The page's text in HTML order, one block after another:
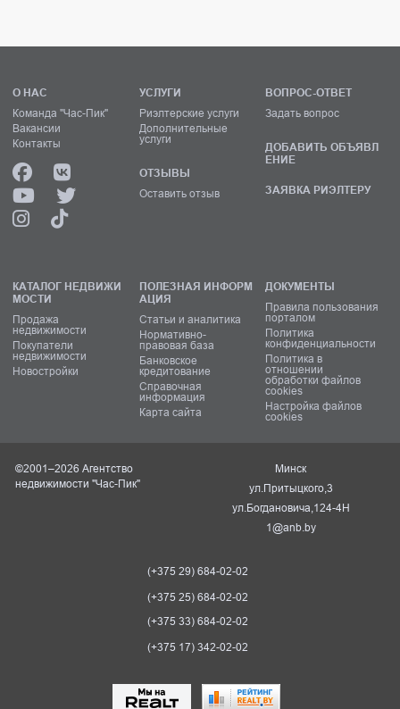
О НАС
Команда "Час-Пик"
Вакансии
Контакты
УСЛУГИ
Риэлтерские услуги
Дополнительные
услуги
ОТЗЫВЫ
Оставить отзыв
ВОПРОС-ОТВЕТ
Задать вопрос
ДОБАВИТЬ ОБЪЯВЛ
ЕНИЕ
ЗАЯВКА РИЭЛТЕРУ
КАТАЛОГ НЕДВИЖИ
МОСТИ
Продажа
недвижимости
Покупатели
недвижимости
Новостройки
ПОЛЕЗНАЯ ИНФОРМ
АЦИЯ
Статьи и аналитика
Нормативно-
правовая база
Банковское
кредитование
Справочная
информация
Карта сайта
ДОКУМЕНТЫ
Правила пользования
порталом
Политика
конфиденциальности
Политика в
отношении
обработки файлов
cookies
Настройка файлов
cookies
©2001–2026 Агентство
недвижимости "Час-Пик"
Минск
ул.Притыцкого,3
ул.Богдановича,124-4Н
1@anb.by
(+375 29) 684-02-02
(+375 25) 684-02-02
(+375 33) 684-02-02
(+375 17) 342-02-02